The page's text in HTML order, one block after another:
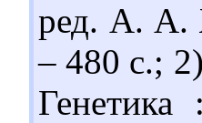
ред. А. А.
– 480 с.;